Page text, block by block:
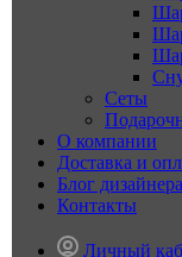
Сеты
О компании
Доставка и
Блог дизайнера
Контакты
Личный